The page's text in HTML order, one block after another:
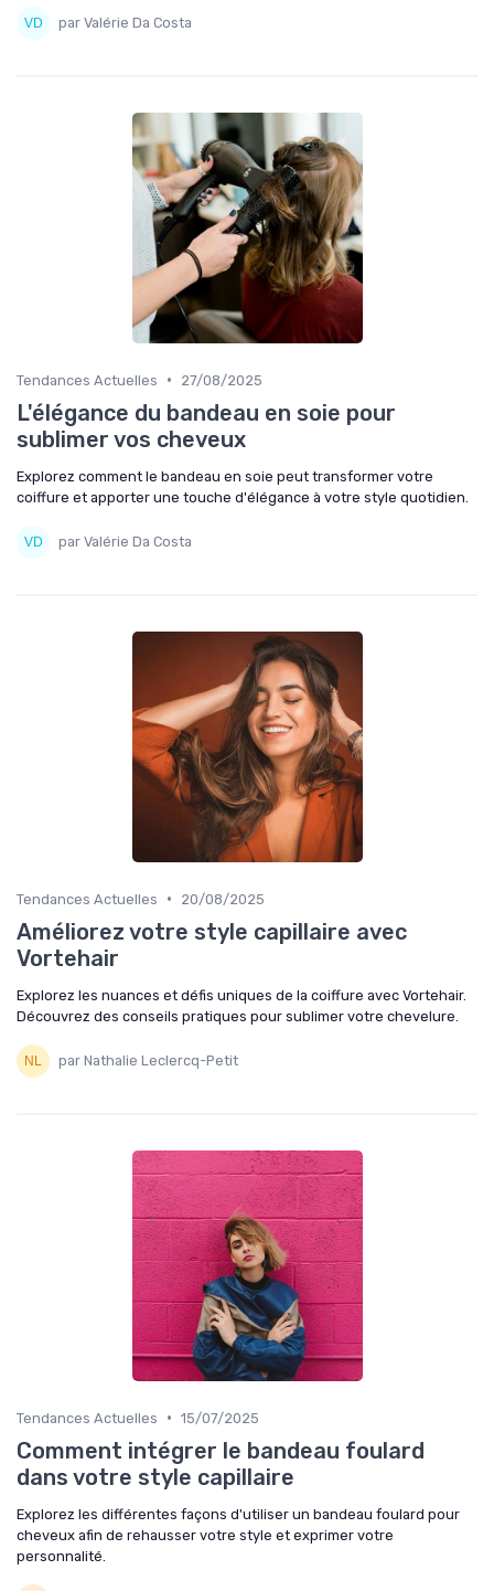
par Valérie Da Costa
Tendances Actuelles • 27/08/2025
L'élégance du bandeau en soie pour
sublimer vos cheveux
Explorez comment le bandeau en soie peut transformer votre
coiffure et apporter une touche d'élégance à votre style quotidien.
par Valérie Da Costa
Tendances Actuelles • 20/08/2025
Améliorez votre style capillaire avec
Vortehair
Explorez les nuances et défis uniques de la coiffure avec Vortehair.
Découvrez des conseils pratiques pour sublimer votre chevelure.
par Nathalie Leclercq-Petit
Tendances Actuelles • 15/07/2025
Comment intégrer le bandeau foulard
dans votre style capillaire
Explorez les différentes façons d'utiliser un bandeau foulard pour
cheveux afin de rehausser votre style et exprimer votre
personnalité.